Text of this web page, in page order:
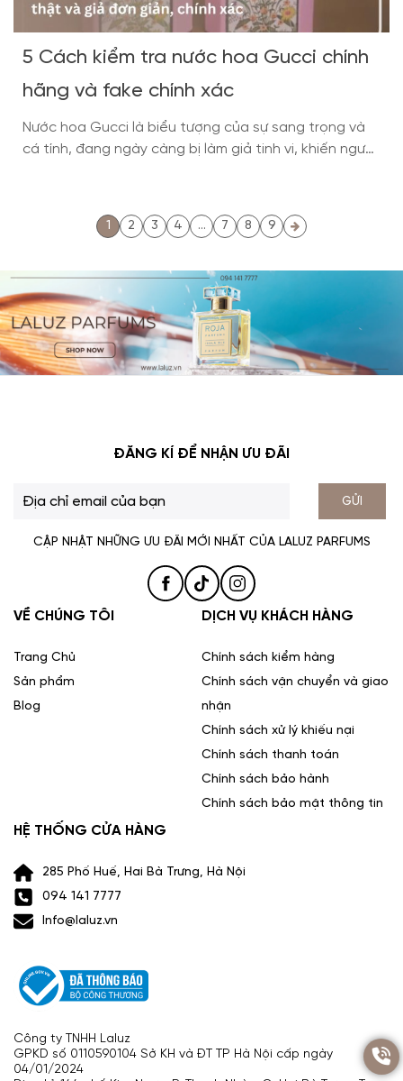
5 Cách kiểm tra nước hoa Gucci chính
hãng và fake chính xác
Nước hoa Gucci là biểu tượng của sự sang trọng và
cá tính, đang ngày càng bị làm giả tinh vi, khiến người
đây là những kinh nghiệm chuyên sâu, thực tế và dễ
1 2 3 4 … 7 8 9
ĐĂNG KÍ ĐỂ NHẬN ƯU ĐÃI
GỬI
CẬP NHẬT NHỮNG ƯU ĐÃI MỚI NHẤT CỦA LALUZ PARFUMS
VỀ CHÚNG TÔI
Trang Chủ
Sản phẩm
Blog
DỊCH VỤ KHÁCH HÀNG
Chính sách kiểm hàng
Chính sách vận chuyển và giao
nhận
Chính sách xử lý khiếu nại
Chính sách thanh toán
Chính sách bảo hành
Chính sách bảo mật thông tin
HỆ THỐNG CỬA HÀNG
285 Phố Huế, Hai Bà Trưng, Hà Nội
094 141 7777
Info@laluz.vn
Công ty TNHH Laluz
GPKD số 0110590104 Sở KH và ĐT TP Hà Nội cấp ngày
04/01/2024